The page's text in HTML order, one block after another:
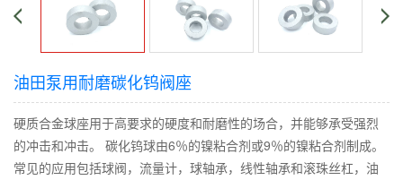
油田泵用耐磨碳化钨阀座
硬质合金球座用于高要求的硬度和耐磨性的场合，并能够承受强烈
的冲击和冲击。 碳化钨球由6％的镍粘合剂或9％的镍粘合剂制成。
常见的应用包括球阀，流量计，球轴承，线性轴承和滚珠丝杠，油